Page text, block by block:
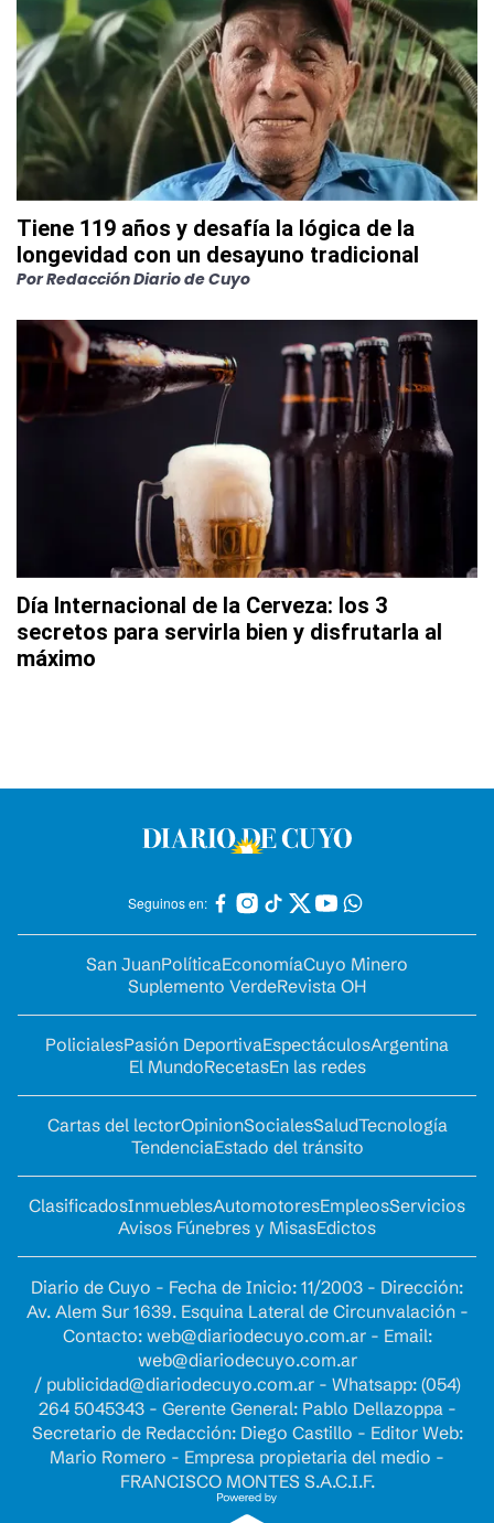
Tiene 119 años y desafía la lógica de la
longevidad con un desayuno tradicional
PorRedacción Diario de Cuyo
Día Internacional de la Cerveza: los 3
secretos para servirla bien y disfrutarla al
máximo
Seguinos en:
San JuanPolíticaEconomíaCuyo Minero
Suplemento VerdeRevista OH
PolicialesPasión DeportivaEspectáculosArgentina
El MundoRecetasEn las redes
Cartas del lectorOpinionSocialesSaludTecnología
TendenciaEstado del tránsito
ClasificadosInmueblesAutomotoresEmpleosServicios
Avisos Fúnebres y MisasEdictos
Diario de Cuyo - Fecha de Inicio: 11/2003 - Dirección:
Av. Alem Sur 1639. Esquina Lateral de Circunvalación -
Contacto: web@diariodecuyo.com.ar- Email:
web@diariodecuyo.com.ar
/ publicidad@diariodecuyo.com.ar- Whatsapp: (054)
264 5045343 - Gerente General: Pablo Dellazoppa -
Secretario de Redacción: Diego Castillo - Editor Web:
Mario Romero - Empresa propietaria del medio -
FRANCISCO MONTES S.A.C.I.F.